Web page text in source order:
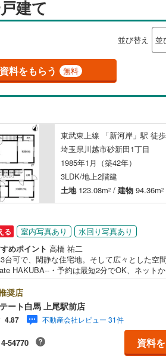
建て
並び替え
料をもらう 無料
東武東上線 「新河岸」駅 徒
埼玉県川越市砂新田1丁目
1985年1月（築42年）
3LDK/地上2階建
土地123.08m2 / 建物 94.36m2
る 室内写真あり
水回り写真あり
めポイント 高橋 祐二
台可で、閑静な住宅地。そして広々とした空
HAKUBA--・予約は最短2分でOK、ネット
さ。家族が自然に集まる空間です。・南向き
で光が届きます。・高階北小学校まで約
【リフォーム内容（2024年10月完了）】・キ
表替、クリーニング。Public Relations ----◇
携してお客様をご支援。◇ワンストップでご
◇提携FPへの無料個別相談サービスが好評
フォーム済み。高階北小学校まで約240mと近
奨店
ート白馬 上尾駅前店
4.87 不動産会社レビュー 31件
54770 資料
三重
兵庫
島根 岡山 広島
香川 愛媛 高知
佐賀 長崎
この条件で検索する
熊谷市
秩父市(
)
(63) 春日部市
) 鴻巣市(
) 草加市
) 戸田市
志木市(30
) 八潮市
) 蓮田市(
21)
伊奈町(23 ) 入間郡
生町(13) 比企郡
この条件で検索する
山(1) 大字上
大字久
1)
) 大字砂
田(4) 仙波町
)
(1) 大字古
(2 的場
)
(1) 川鶴(6)
)
(1)
(1) 大塚(4)
この条
(0)
東京メト
(0)
(0) 西武新宿
埼玉高速
この条件で検索するこの条
以上（1） ビルト
防犯カ
け（0） 平屋・1
ルーム（納戸）（0）
が始発駅
建ち方、日当たり
上（0） 角地（0
1）
ダイニング15畳以上
この条
保存した条件を
検索条件を保
マイページ
お気
閉じる
お気
閉じる